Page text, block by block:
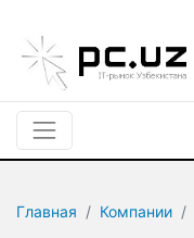
Главная Компании